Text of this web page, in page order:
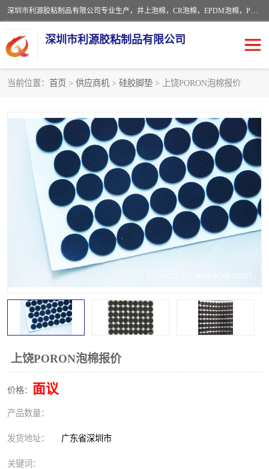
深圳市利源胶粘制品有限公司专业生产，井上泡棉，CR泡棉，EPDM泡棉，PORON泡棉厚度剖切，公差正负0.1mm，硅胶条，脚垫，异形一次成型，雕刻EVA海绵；包装材料:精密仪器、医疗器具、运输时缓冲、防震材料。建筑:住房装潢材料、房屋门窗密封；轻便、强韧性：轻便并且具有较强的韧性，良好的耐油性与耐溶剂性。隔热性：导热性低具有优越的保温性，具有的回弹性。
深圳市利源胶粘制品有限公司
当前位置： 首页 > 供应商机 > 硅胶脚垫 > 上饶PORON泡棉报价
上饶PORON泡棉报价
价格： 面议
产品数量：
发货地址： 广东省深圳市
关键词：
PORON泡棉 防火海绵
EVA珍珠棉异形 硅胶脚垫
佛橡胶泡棉